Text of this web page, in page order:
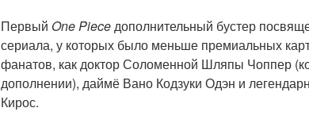
Первый One Pieceдополнительный бустер
сериала, у которых было меньше премиальных
фанатов, как доктор Соломенной Шляпы Чоппер
дополнении), даймё Вано Кодзуки Одэн и
Кирос.